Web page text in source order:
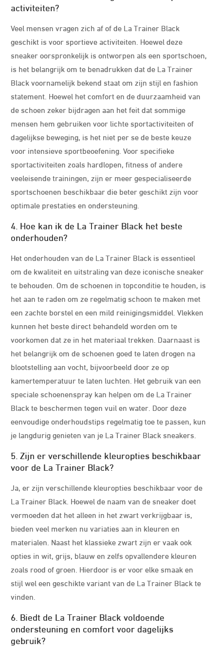
activiteiten?
Veel mensen vragen zich af of de La Trainer Black
geschikt is voor sportieve activiteiten. Hoewel deze
sneaker oorspronkelijk is ontworpen als een sportschoen,
is het belangrijk om te benadrukken dat de La Trainer
Black voornamelijk bekend staat om zijn stijl en fashion
statement. Hoewel het comfort en de duurzaamheid van
de schoen zeker bijdragen aan het feit dat sommige
mensen hem gebruiken voor lichte sportactiviteiten of
dagelijkse beweging, is het niet per se de beste keuze
voor intensieve sportbeoefening. Voor specifieke
sportactiviteiten zoals hardlopen, fitness of andere
veeleisende trainingen, zijn er meer gespecialiseerde
sportschoenen beschikbaar die beter geschikt zijn voor
optimale prestaties en ondersteuning.
4. Hoe kan ik de La Trainer Black het beste
onderhouden?
Het onderhouden van de La Trainer Black is essentieel
om de kwaliteit en uitstraling van deze iconische sneaker
te behouden. Om de schoenen in topconditie te houden, is
het aan te raden om ze regelmatig schoon te maken met
een zachte borstel en een mild reinigingsmiddel. Vlekken
kunnen het beste direct behandeld worden om te
voorkomen dat ze in het materiaal trekken. Daarnaast is
het belangrijk om de schoenen goed te laten drogen na
blootstelling aan vocht, bijvoorbeeld door ze op
kamertemperatuur te laten luchten. Het gebruik van een
speciale schoenenspray kan helpen om de La Trainer
Black te beschermen tegen vuil en water. Door deze
eenvoudige onderhoudstips regelmatig toe te passen, kun
je langdurig genieten van je La Trainer Black sneakers.
5. Zijn er verschillende kleuropties beschikbaar
voor de La Trainer Black?
Ja, er zijn verschillende kleuropties beschikbaar voor de
La Trainer Black. Hoewel de naam van de sneaker doet
vermoeden dat het alleen in het zwart verkrijgbaar is,
bieden veel merken nu variaties aan in kleuren en
materialen. Naast het klassieke zwart zijn er vaak ook
opties in wit, grijs, blauw en zelfs opvallendere kleuren
zoals rood of groen. Hierdoor is er voor elke smaak en
stijl wel een geschikte variant van de La Trainer Black te
vinden.
6. Biedt de La Trainer Black voldoende
ondersteuning en comfort voor dagelijks
gebruik?